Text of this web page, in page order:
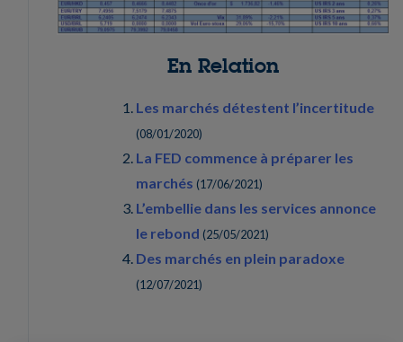
En Relation
Les marchés détestent l’incertitude
(08/01/2020)
La FED commence à préparer les
marchés (17/06/2021)
L’embellie dans les services annonce
le rebond (25/05/2021)
Des marchés en plein paradoxe
(12/07/2021)